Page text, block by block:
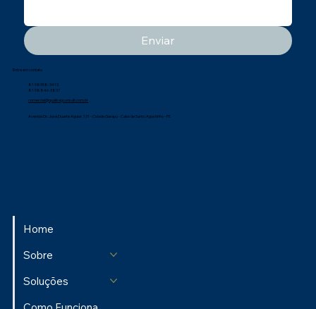
Enviar
Home
Sobre
Soluções
Entre em contato
81 98958-3413
81 98846-3837
comercial@qualisegconsult.com.br
Avenida Dr. José Duarte Aguiar, 131 - Cidade Garapu - Cabo de Santo Agostinho - PE